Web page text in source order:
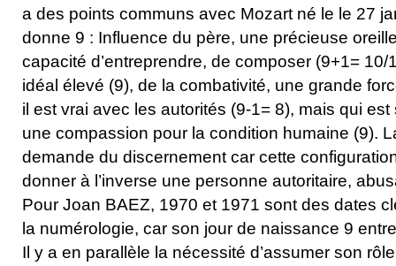
a des points communs avec Mozart né le le 27
donne 9 : Influence du père, une précieuse
capacité d’entreprendre, de composer (9+1= 10/
idéal élevé (9), de la combativité, une grande
il est vrai avec les autorités (9-1= 8), mais qui
une compassion pour la condition humaine (9).
demande du discernement car cette
donner à l’inverse une personne autoritaire,
Pour Joan BAEZ, 1970 et 1971 sont des dates
la numérologie, car son jour de naissance 9
Il y a en parallèle la nécessité d’assumer son